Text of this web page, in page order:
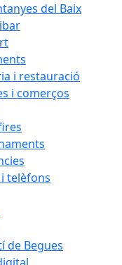
del Baix
i restauració
i comerços
telèfons
de Begues